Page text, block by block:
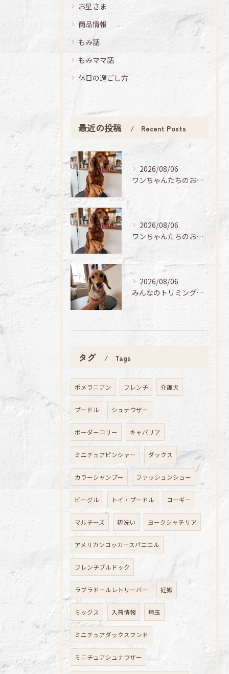
お星さま
商品情報
もみ話
もみママ話
休日の過ごし方
最近の投稿 Recent Posts
2026/08/06
ワンちゃんたちのお手入れ日記🐶✨
2026/08/06
ワンちゃんたちのお手入れ日記🐶✨
2026/08/06
みんなのトリミング日記🌟
タグ Tags
ポメラニアン フレンチ 介護犬
プードル シュナウザー
ボーダーコリー キャバリア
ミニチュアピンシャー ダックス
カラーシャンプー ファッションショー
ビーグル トイ・プードル コーギー
マルチーズ 初洗い ヨークシャテリア
アメリカンコッカースパニエル
フレンチブルドック
ラブラドールレトリーバー 妊娠
ミックス 入荷情報 埼玉
ミニチュアダックスフンド
ミニチュアシュナウザー